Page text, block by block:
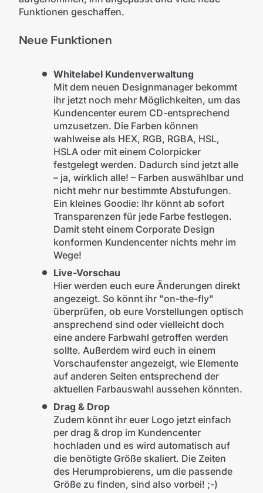
Funktionen geschaffen.
Neue Funktionen
Whitelabel Kundenverwaltung
Mit dem neuen Designmanager bekommt
ihr jetzt noch mehr Möglichkeiten, um das
Kundencenter eurem CD-entsprechend
umzusetzen. Die Farben können
wahlweise als HEX, RGB, RGBA, HSL,
HSLA oder mit einem Colorpicker
festgelegt werden. Dadurch sind jetzt alle
– ja, wirklich alle! – Farben auswählbar und
nicht mehr nur bestimmte Abstufungen.
Ein kleines Goodie: Ihr könnt ab sofort
Transparenzen für jede Farbe festlegen.
Damit steht einem Corporate Design
konformen Kundencenter nichts mehr im
Wege!
Live-Vorschau
Hier werden euch eure Änderungen direkt
angezeigt. So könnt ihr "on-the-fly"
überprüfen, ob eure Vorstellungen optisch
ansprechend sind oder vielleicht doch
eine andere Farbwahl getroffen werden
sollte. Außerdem wird euch in einem
Vorschaufenster angezeigt, wie Elemente
auf anderen Seiten entsprechend der
aktuellen Farbauswahl aussehen könnten.
Drag & Drop
Zudem könnt ihr euer Logo jetzt einfach
per drag & drop im Kundencenter
hochladen und es wird automatisch auf
die benötigte Größe skaliert. Die Zeiten
des Herumprobierens, um die passende
Größe zu finden, sind also vorbei! ;-)